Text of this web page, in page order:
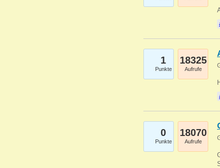
1
Punkte
18325
Aufrufe
0
Punkte
18070
Aufrufe